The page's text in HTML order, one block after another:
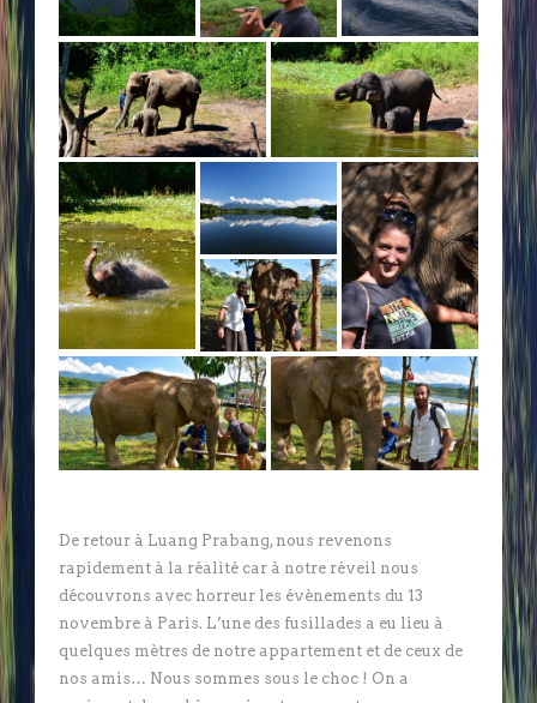
De retour à Luang Prabang, nous revenons
rapidement à la réalité car à notre réveil nous
découvrons avec horreur les évènements du 13
novembre à Paris. L’une des fusillades a eu lieu à
quelques mètres de notre appartement et de ceux de
nos amis… Nous sommes sous le choc ! On a